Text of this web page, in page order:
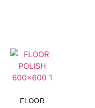
FLOOR